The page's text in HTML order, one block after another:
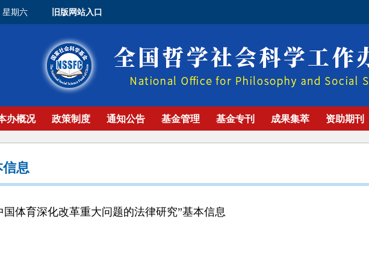
星期六 旧版网站入口
办概况 政策制度 通知公告 基金管理 基金专刊 成果集萃 资助期刊
息
国体育深化改革重大问题的法律研究”基本信息